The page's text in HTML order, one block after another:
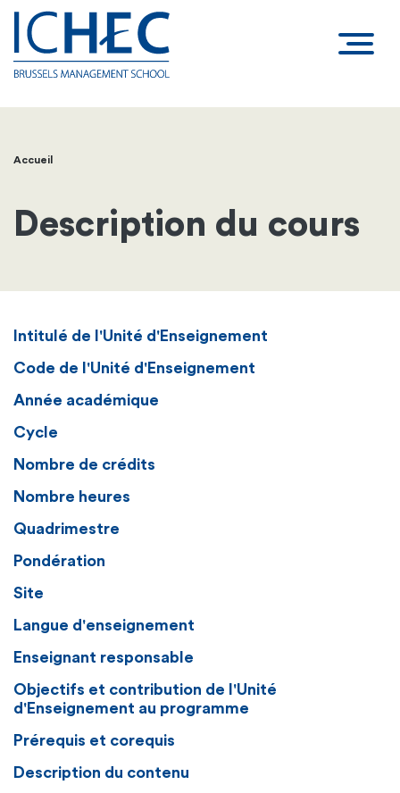
Fil
d'Ariane
Accueil
Description du cours
Intitulé de l'Unité d'Enseignement
Code de l'Unité d'Enseignement
Année académique
Cycle
Nombre de crédits
Nombre heures
Quadrimestre
Pondération
Site
Langue d'enseignement
Enseignant responsable
Objectifs et contribution de l'Unité
d'Enseignement au programme
Prérequis et corequis
Description du contenu